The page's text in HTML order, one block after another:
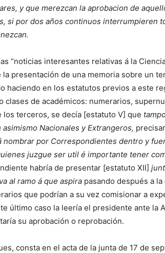
y que merezcan la aprobacion de
si por dos años continuos interrumpieren
“noticias interesantes relativas á la
la presentación de una memoria sobre un
haciendo en los estatutos previos a este
clases de académicos: numerarios,
los terceros, se decía [estatuto V] que
asimismo Nacionales y Extrangeros,
nombrar por Correspondientes dentro y
juzgue ser util é importante tener
habría de presentar [estatuto XII]
al ramo á que aspira pasando después a
que podrían a su vez comisionar a
último caso la leería el presidente ante la
su aprobación o reprobación.
consta en el acta de la junta de 17 de